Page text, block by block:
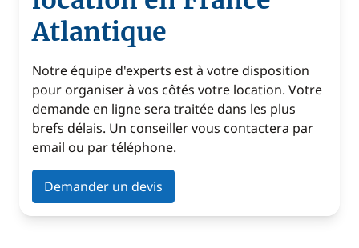
Atlantique
Notre équipe d'experts est à votre disposition
pour organiser à vos côtés votre location. Votre
demande en ligne sera traitée dans les plus
brefs délais. Un conseiller vous contactera par
email ou par téléphone.
Demander un devis